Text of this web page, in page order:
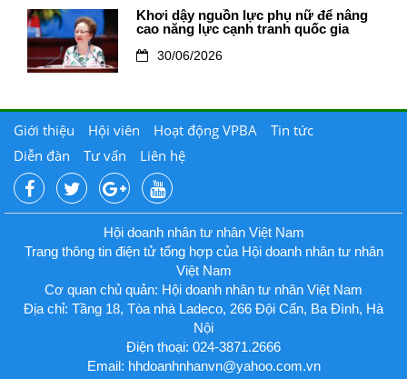
Khơi dậy nguồn lực phụ nữ để nâng
cao năng lực cạnh tranh quốc gia
30/06/2026
Giới thiệu Hội viên Hoạt động VPBA
Tin tức
Diễn đàn
Tư vấn Liên hệ
Hội doanh nhân tư nhân Việt Nam
Trang thông tin điện tử tổng hợp của Hội doanh nhân tư nhân
Việt Nam
Cơ quan chủ quản: Hội doanh nhân tư nhân Việt Nam
Địa chỉ: Tầng 18, Tòa nhà Ladeco, 266 Đội Cấn, Ba Đình, Hà
Nội
Điện thoại: 024-3871.2666
Email: hhdoanhnhanvn@yahoo.com.vn